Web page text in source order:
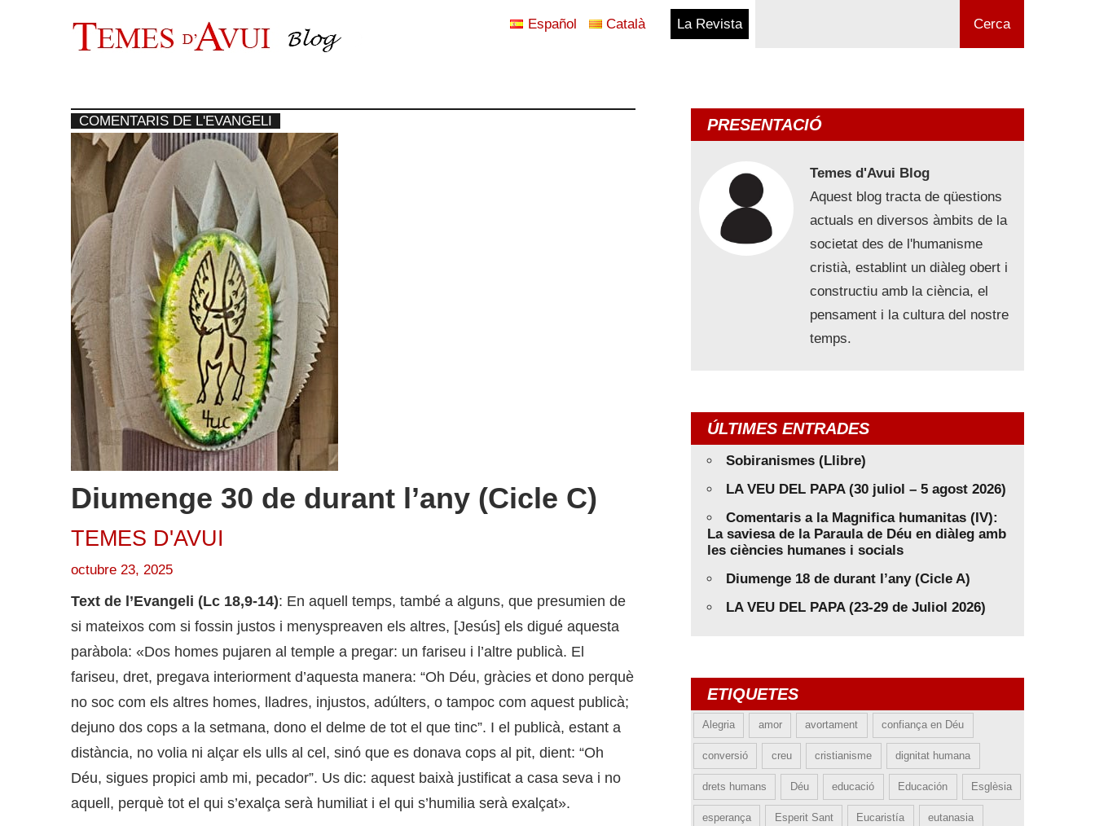
al
Cerca
Español Català La Revista
COMENTARIS DE L'EVANGELI
Diumenge 30 de durant l’any (Cicle C)
TEMES D'AVUI
octubre 23, 2025
Text de l’Evangeli (Lc 18,9-14): En aquell temps, també a alguns, que presumien de
si mateixos com si fossin justos i menyspreaven els altres, [Jesús] els digué aquesta
paràbola: «Dos homes pujaren al temple a pregar: un fariseu i l’altre publicà. El
fariseu, dret, pregava interiorment d’aquesta manera: “Oh Déu, gràcies et dono perquè
no soc com els altres homes, lladres, injustos, adúlters, o tampoc com aquest publicà;
dejuno dos cops a la setmana, dono el delme de tot el que tinc”. I el publicà, estant a
distància, no volia ni alçar els ulls al cel, sinó que es donava cops al pit, dient: “Oh
Déu, sigues propici amb mi, pecador”. Us dic: aquest baixà justificat a casa seva i no
aquell, perquè tot el qui s’exalça serà humiliat i el qui s’humilia serà exalçat».
PRESENTACIÓ
Temes d'Avui Blog
Aquest blog tracta de qüestions
actuals en diversos àmbits de la
societat des de l'humanisme
cristià, establint un diàleg obert i
constructiu amb la ciència, el
pensament i la cultura del nostre
temps.
ÚLTIMES ENTRADES
Sobiranismes (Llibre)
LA VEU DEL PAPA (30 juliol – 5 agost 2026)
Comentaris a la Magnifica humanitas (IV):
La saviesa de la Paraula de Déu en diàleg amb
les ciències humanes i socials
Diumenge 18 de durant l’any (Cicle A)
LA VEU DEL PAPA (23-29 de Juliol 2026)
ETIQUETES
Alegria amor avortament confiança en Déu
conversió creu cristianisme dignitat humana
drets humans Déu educació Educación Esglèsia
esperança Esperit Sant Eucaristía eutanasia